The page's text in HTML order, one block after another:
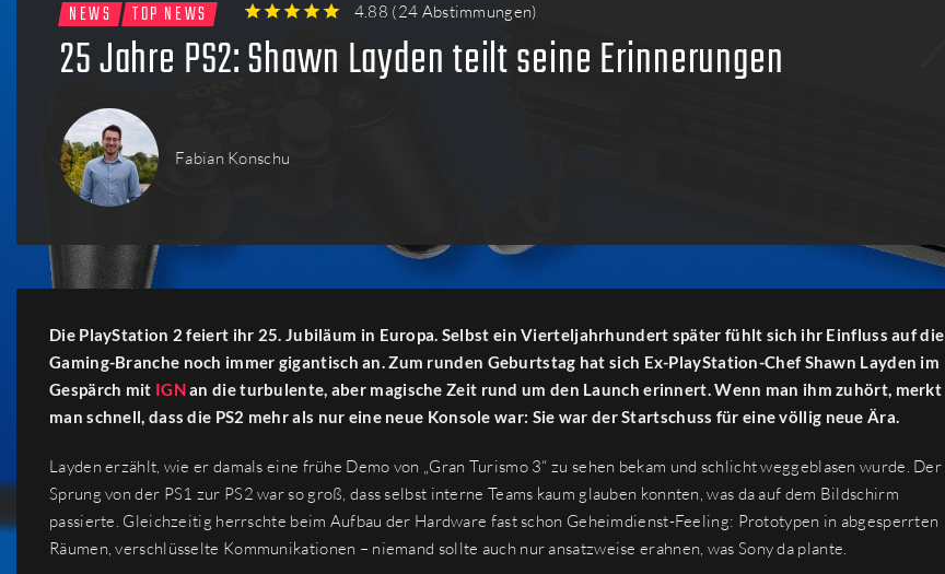
NEWS TOP NEWS 4.88 (24 Abstimmungen)
25 Jahre PS2: Shawn Layden teilt seine Erinnerungen
Fabian Konschu
Die PlayStation 2 feiert ihr 25. Jubiläum in Europa. Selbst ein Vierteljahrhundert später fühlt sich ihr Einfluss auf die
Gaming-Branche noch immer gigantisch an. Zum runden Geburtstag hat sich Ex-PlayStation-Chef Shawn Layden im
Gespärch mit IGNan die turbulente, aber magische Zeit rund um den Launch erinnert. Wenn man ihm zuhört, merkt
man schnell, dass die PS2 mehr als nur eine neue Konsole war: Sie war der Startschuss für eine völlig neue Ära.
Layden erzählt, wie er damals eine frühe Demo von „Gran Turismo 3“ zu sehen bekam und schlicht weggeblasen wurde. Der
Sprung von der PS1 zur PS2 war so groß, dass selbst interne Teams kaum glauben konnten, was da auf dem Bildschirm
passierte. Gleichzeitig herrschte beim Aufbau der Hardware fast schon Geheimdienst-Feeling: Prototypen in abgesperrten
Räumen, verschlüsselte Kommunikationen – niemand sollte auch nur ansatzweise erahnen, was Sony da plante.